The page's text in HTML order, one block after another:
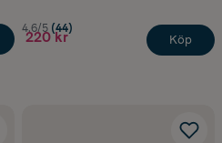
4.6/5 (44)
220 kr Köp